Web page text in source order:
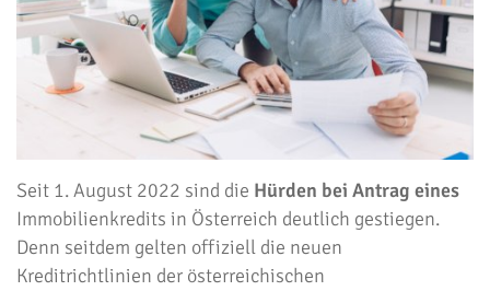
Seit 1. August 2022 sind die Hürden bei Antrag eines
Immobilienkredits in Österreich deutlich gestiegen.
Denn seitdem gelten offiziell die neuen
Kreditrichtlinien der österreichischen